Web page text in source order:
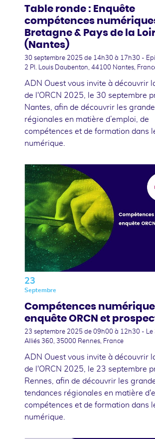
Table ronde : Enquête
compétences numériques
Bretagne & Pays de la
(Nantes)
30 septembre 2025 de 14h30 à 17h30 -
2 Pl. Louis Daubenton, 44100 Nantes,
ADN Ouest vous invite à découvrir
de l'ORCN 2025, le 30 septembre
Nantes, afin de découvrir les
régionales en matière d’emploi, de
compétences et de formation dans
numérique.
23
Septembre
Compétences
enquête ORCN et
23 septembre 2025 de 09h00 à 12h30 - Le
Alliés 360, 35000 Rennes, France
ADN Ouest vous invite à découvrir
de l'ORCN 2025, le 23 septembre
Rennes, afin de découvrir les
tendances régionales en matière
compétences et de formation dans
numérique.